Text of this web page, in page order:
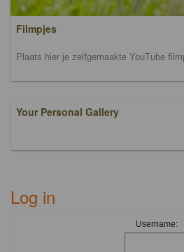
Filmpjes
Plaats hier je zelfgemaakte YouTube
Your Personal Gallery
Log in
Username: